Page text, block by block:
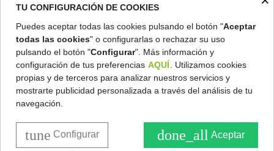
Triturador de ramas Benza BIO 45EL
208,95 €IVA incluido Consultar
plazo de entrega
TU CONFIGURACIÓN DE COOKIES
Puedes aceptar todas las cookies pulsando el botón "Aceptar
todas las cookies" o configurarlas o rechazar su uso
pulsando el botón "Configurar". Más información y
configuración de tus preferencias AQUÍ
. Utilizamos cookies
propias y de terceros para analizar nuestros servicios y
mostrarte publicidad personalizada a través del análisis de tu
navegación.
done_all Aceptar
tune Configurar